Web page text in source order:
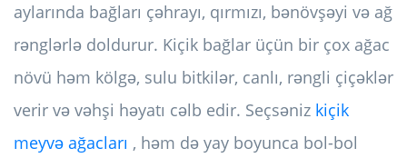
aylarında bağları çəhrayı, qırmızı, bənövşəyi və ağ
rənglərlə doldurur. Kiçik bağlar üçün bir çox ağac
növü həm kölgə, sulu bitkilər, canlı, rəngli çiçəklər
verir və vəhşi həyatı cəlb edir. Seçsəniz kiçik
meyvə ağacları , həm də yay boyunca bol-bol